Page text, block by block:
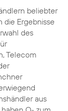
beliebter
die Ergebnisse
des
Telecom
aus